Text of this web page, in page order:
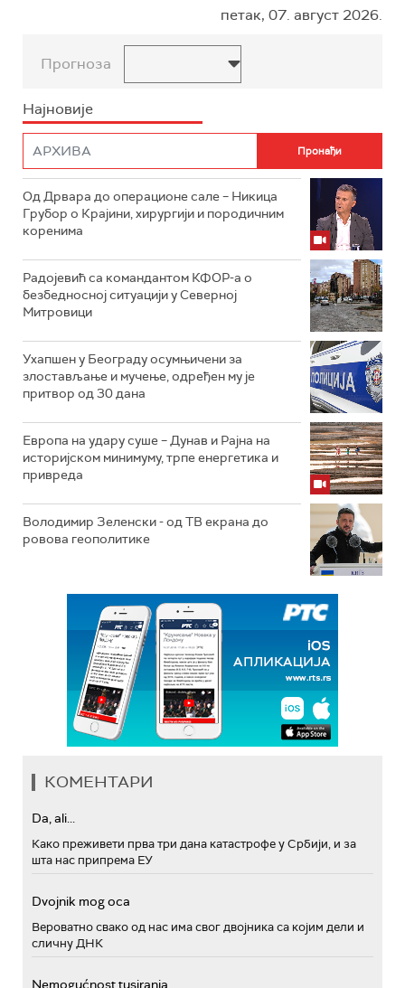
петак, 07. август 2026.
Прогноза
Најновије
Од Дрвара до операционе сале – Никица
Грубор о Крајини, хирургији и породичним
коренима
Радојевић са командантом КФОР-а о
безбедносној ситуацији у Северној
Митровици
Ухапшен у Београду осумњичени за
злостављање и мучење, одређен му је
притвор од 30 дана
Европа на удару суше – Дунав и Рајна на
историјском минимуму, трпе енергетика и
привреда
Володимир Зеленски - од ТВ екрана до
ровова геополитике
КОМЕНТАРИ
Da, ali...
Како преживети прва три дана катастрофе у Србији, и за
шта нас припрема ЕУ
Dvojnik mog oca
Вероватно свако од нас има свог двојника са којим дели и
сличну ДНК
Nemogućnost tusiranja